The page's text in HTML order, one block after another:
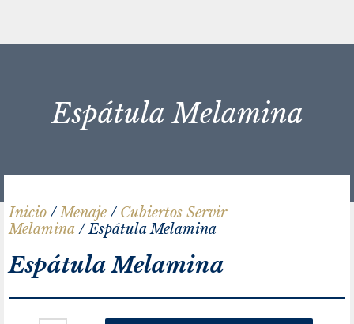
Espátula Melamina
Inicio/Menaje/ Cubiertos Servir
Melamina/ Espátula Melamina
Espátula Melamina